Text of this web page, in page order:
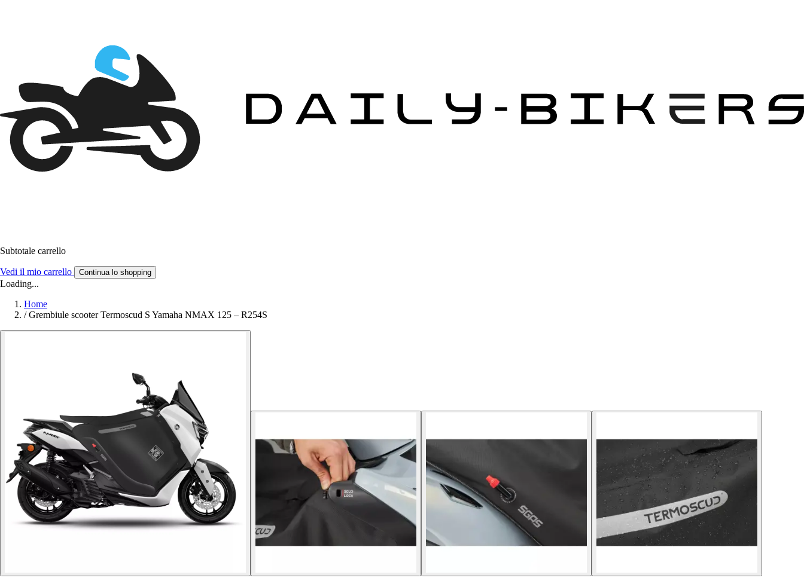
Subtotale carrello
Vedi il mio carrello Continua lo shopping
Loading...
Home
/ Grembiule scooter Termoscud S Yamaha NMAX 125 – R254S